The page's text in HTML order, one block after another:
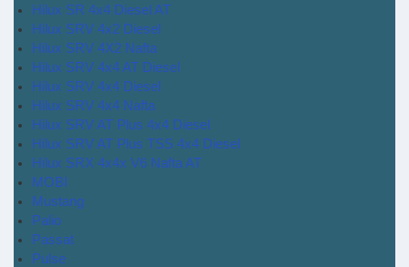
Hilux SR 4x4 Diesel AT
Hilux SRV 4x2 Diesel
Hilux SRV 4X2 Nafta
Hilux SRV 4x4 AT Diesel
Hilux SRV 4x4 Diesel
Hilux SRV 4x4 Nafta
Hilux SRV AT Plus 4x4 Diesel
Hilux SRV AT Plus TSS 4x4 Diesel
Hilux SRX 4x4x V6 Nafta AT
MOBI
Mustang
Palio
Passat
Pulse